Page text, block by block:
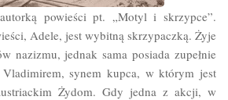
powieści pt. „Motyl i skrzypce”.
Adele, jest wybitną skrzypaczką. Żyje
nazizmu, jednak sama posiada zupełnie
synem kupca, w którym jest
Żydom. Gdy jedna z akcji, w